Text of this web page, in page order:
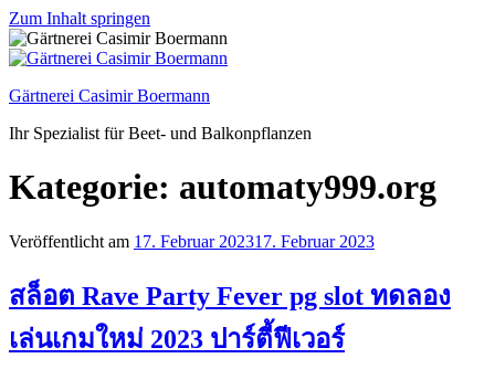
Zum Inhalt springen
Gärtnerei Casimir Boermann
Ihr Spezialist für Beet- und Balkonpflanzen
Kategorie: automaty999.org
Veröffentlicht am 17. Februar 202317. Februar 2023
สล็อต Rave Party Fever pg slot ทดลอง
เล่นเกมใหม่ 2023 ปาร์ตี้ฟีเวอร์